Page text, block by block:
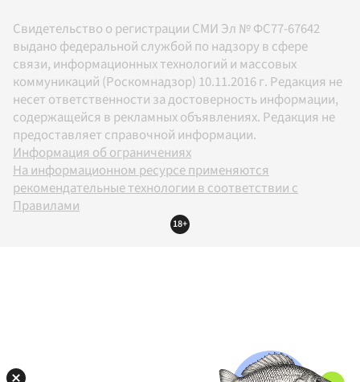
Свидетельство о регистрации СМИ Эл № ФС77-67642
выдано федеральной службой по надзору в сфере
связи, информационных технологий и массовых
коммуникаций (Роскомнадзор) 10.11.2016 г. Редакция не
несет ответственности за достоверность информации,
содержащейся в рекламных объявлениях. Редакция не
предоставляет справочной информации.
Информация об ограничениях
На информационном ресурсе применяются
рекомендательные технологии в соответствии с
Правилами
18+